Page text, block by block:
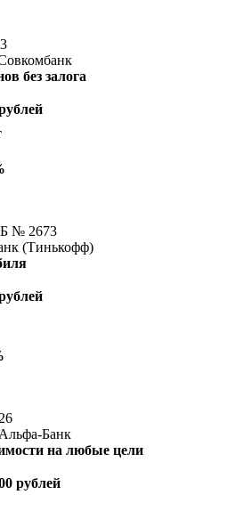
без залога
№ 2673
на любые цели
рублей